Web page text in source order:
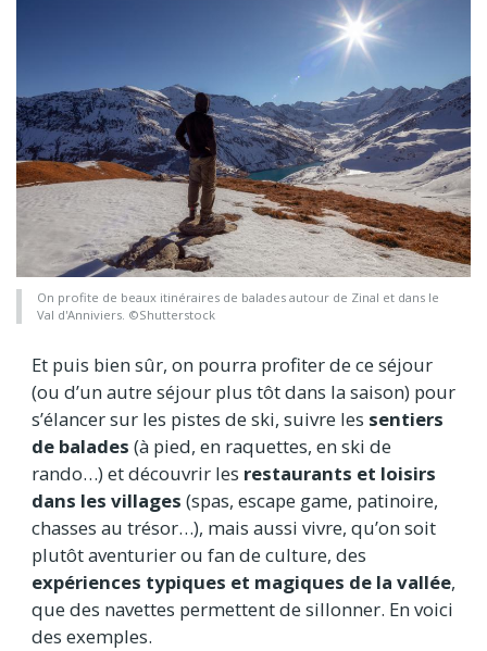
On profite de beaux itinéraires de balades autour de Zinal et dans le
Val d'Anniviers. ©Shutterstock
Et puis bien sûr, on pourra profiter de ce séjour
(ou d’un autre séjour plus tôt dans la saison) pour
s’élancer sur les pistes de ski, suivre les sentiers
de balades (à pied, en raquettes, en ski de
rando…) et découvrir les restaurants et loisirs
dans les villages (spas, escape game, patinoire,
chasses au trésor…), mais aussi vivre, qu’on soit
plutôt aventurier ou fan de culture, des
expériences typiques et magiques de la vallée,
que des navettes permettent de sillonner. En voici
des exemples.